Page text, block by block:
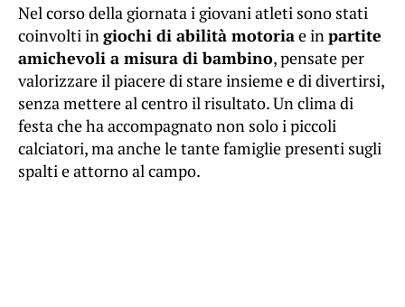
Nel corso della giornata i giovani atleti sono stati
coinvolti in giochi di abilità motoriae in partite
amichevoli a misura di bambino, pensate per
valorizzare il piacere di stare insieme e di divertirsi,
senza mettere al centro il risultato. Un clima di
festa che ha accompagnato non solo i piccoli
calciatori, ma anche le tante famiglie presenti sugli
spalti e attorno al campo.